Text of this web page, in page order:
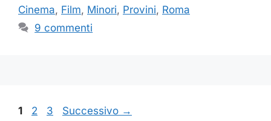
Cinema, Film, Minori, Provini, Roma
9 commenti
Pagina
1 Pagina
2 Pagina
3 Successivo →